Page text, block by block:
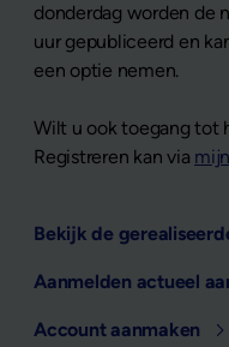
donderdag worden de
uur gepubliceerd en
een optie nemen.
Wilt u ook toegang tot
Registreren kan via
Bekijk de
Aanmelden actueel
Account aanmaken